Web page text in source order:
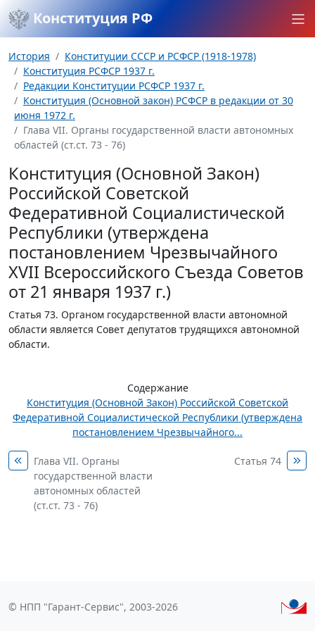
Конституция РФ
История
Конституции СССР и РСФСР (1918-1978)
Конституция РСФСР 1937 г.
Редакции Конституции РСФСР 1937 г.
Конституция (Основной закон) РСФСР в редакции от 30
июня 1972 г.
Глава VII. Органы государственной власти автономных
областей (ст.ст. 73 - 76)
Конституция (Основной Закон)
Российской Советской
Федеративной Социалистической
Республики (утверждена
постановлением Чрезвычайного
XVII Всероссийского Съезда Советов
от 21 января 1937 г.)
Статья 73. Органом государственной власти автономной
области является Совет депутатов трудящихся автономной
области.
Содержание
Конституция (Основной Закон) Российской Советской
Федеративной Социалистической Республики (утверждена
постановлением Чрезвычайного...
Глава VII. Органы
государственной власти
автономных областей
(ст.ст. 73 - 76)
Статья 74
© НПП "Гарант-Сервис", 2003-2026